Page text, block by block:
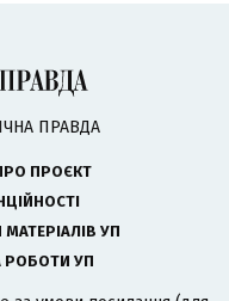
ПРАВДА
ПРОЄКТ
УП
РОБОТИ УП